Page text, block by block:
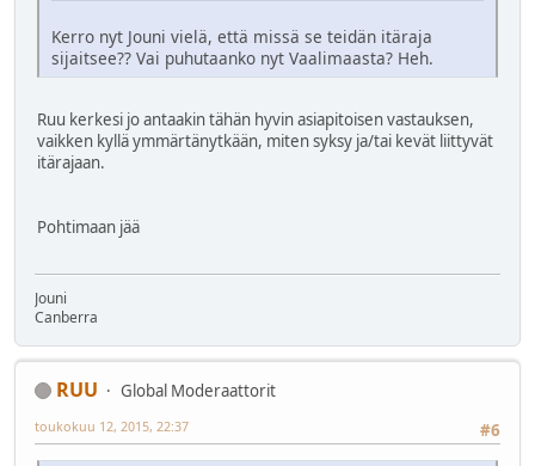
Kerro nyt Jouni vielä, että missä se teidän itäraja
sijaitsee?? Vai puhutaanko nyt Vaalimaasta? Heh.
Ruu kerkesi jo antaakin tähän hyvin asiapitoisen vastauksen,
vaikken kyllä ymmärtänytkään, miten syksy ja/tai kevät liittyvät
itärajaan.
Pohtimaan jää
Jouni
Canberra
RUU
Global Moderaattorit
#6
toukokuu 12, 2015, 22:37